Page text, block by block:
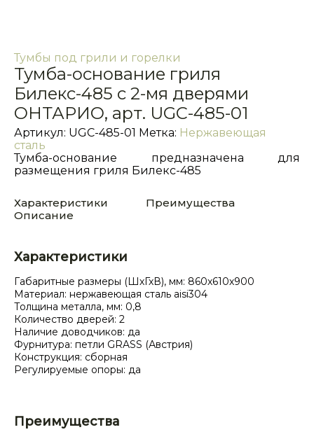
Тумбы под грили и горелки
Тумба-основание гриля
Билекс-485 с 2-мя дверями
ОНТАРИО, арт. UGC-485-01
Артикул: UGC-485-01 Метка: Нержавеющая
сталь
Тумба-основание предназначена для
размещения гриля Билекс-485
Характеристики
Преимущества
Описание
Характеристики
Габаритные размеры (ШхГхВ), мм: 860х610х900
Материал: нержавеющая сталь aisi304
Толщина металла, мм: 0,8
Количество дверей: 2
Наличие доводчиков: да
Фурнитура: петли GRASS (Австрия)
Конструкция: сборная
Регулируемые опоры: да
Преимущества